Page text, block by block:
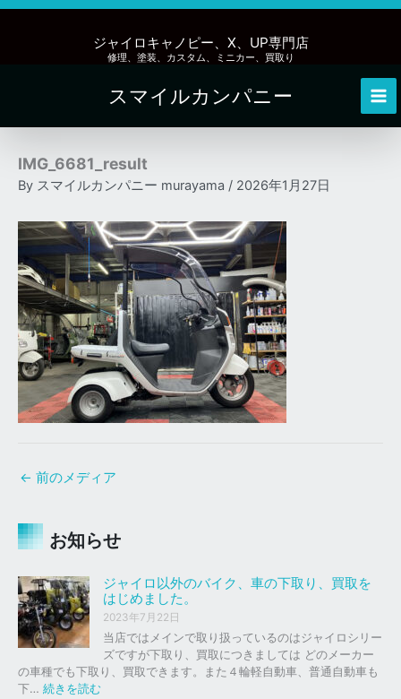
内
ッ
ジャイロキャノピー、X、UP専門店
修理、塗装、カスタム、ミニカー、買取り
スマイルカンパニー
IMG_6681_result
By スマイルカンパニー murayama / 2026年1月27日
← 前のメディア
お知らせ
ジャイロ以外のバイク、車の下取り、買取を
はじめました。
2023年7月22日
当店ではメインで取り扱っているのはジャイロシリー
ズですが下取り、買取につきましては どのメーカー
の車種でも下取り、買取できます。また４輪軽自動車、普通自動車も
下… 続きを読む